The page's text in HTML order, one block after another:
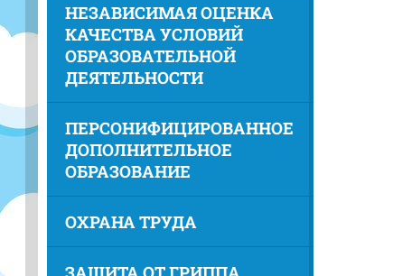
НЕЗАВИСИМАЯ ОЦЕНКА
КАЧЕСТВА УСЛОВИЙ
ОБРАЗОВАТЕЛЬНОЙ
ДЕЯТЕЛЬНОСТИ
ПЕРСОНИФИЦИРОВАННОЕ
ДОПОЛНИТЕЛЬНОЕ
ОБРАЗОВАНИЕ
ОХРАНА ТРУДА